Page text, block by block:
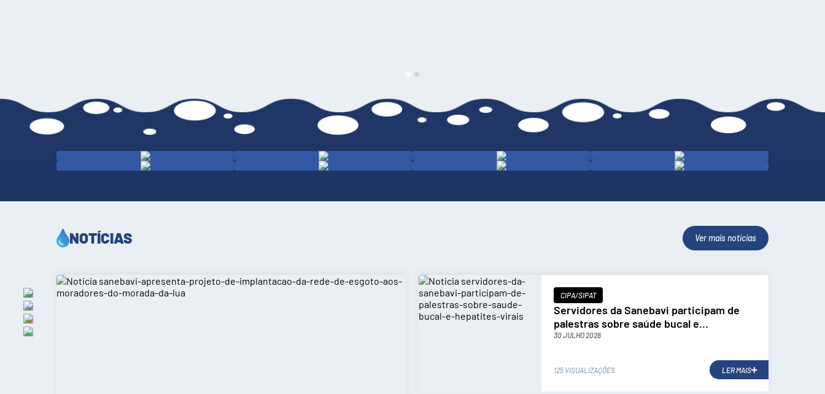
NOTÍCIAS Ver mais notícias
CIPA/SIPAT
Servidores da Sanebavi participam de
palestras sobre saúde bucal e
hepatites...
30 JULHO 2026
125 VISUALIZAÇÕES LER MAIS